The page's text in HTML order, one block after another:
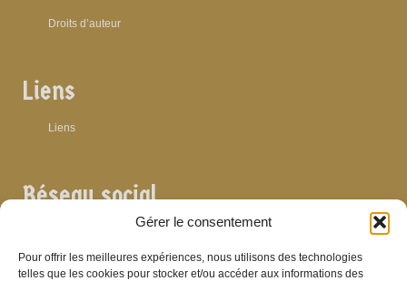
Gérer le consentement
Pour offrir les meilleures expériences, nous utilisons des technologies
telles que les cookies pour stocker et/ou accéder aux informations des
Droits d’auteur
Liens
Liens
Réseau social